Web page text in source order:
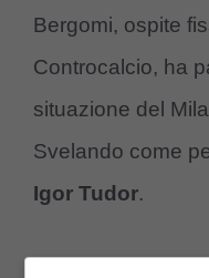
Bergomi, ospite
Controcalcio, ha
situazione del
Svelando come
Igor Tudor.